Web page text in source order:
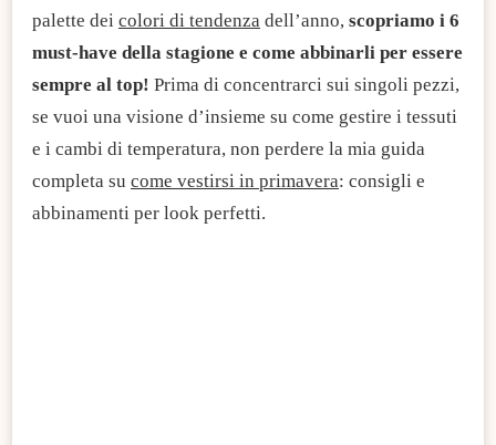
palette dei colori di tendenza dell’anno, scopriamo i 6
must-have della stagione e come abbinarli per essere
sempre al top! Prima di concentrarci sui singoli pezzi,
se vuoi una visione d’insieme su come gestire i tessuti
e i cambi di temperatura, non perdere la mia guida
completa su come vestirsi in primavera: consigli e
abbinamenti per look perfetti.